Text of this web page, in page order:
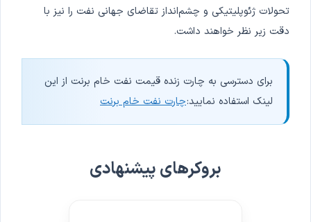
تحولات ژئوپلیتیکی و چشم‌انداز تقاضای جهانی نفت را نیز با
دقت زیر نظر خواهند داشت.
برای دسترسی به چارت زنده قیمت نفت خام برنت از این
لینک استفاده نمایید:چارت نفت خام برنت
بروکرهای پیشنهادی